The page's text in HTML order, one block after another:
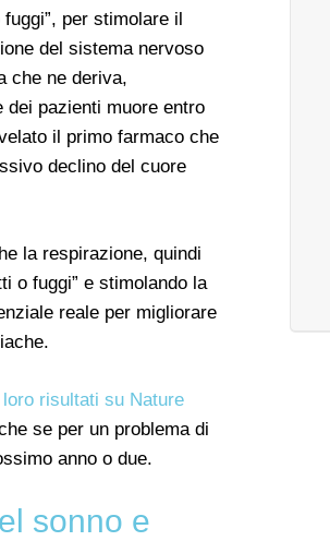
per stimolare il
del sistema nervoso
che ne deriva,
dei pazienti muore entro
il primo farmaco che
declino del cuore
la respirazione, quindi
o fuggi” e stimolando la
reale per migliorare
risultati su Nature
se per un problema di
anno o due.
sonno e